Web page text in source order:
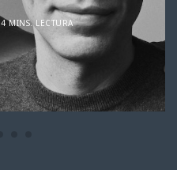
4 MINS. LECTURA